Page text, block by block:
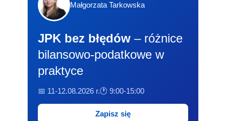
Małgorzata Tarkowska
JPK bez błędów – różnice
bilansowo-podatkowe w
praktyce
📅 11-12.08.2026 r.🕐 9:00-15:00
Zapisz się